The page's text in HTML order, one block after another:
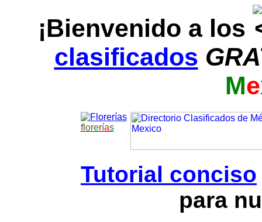
¡Bienvenido a los
clasificados
Me
florerías
Tutorial conciso
para